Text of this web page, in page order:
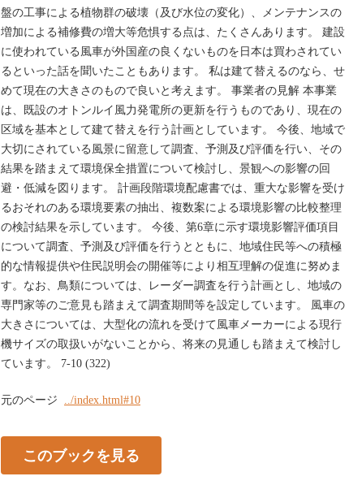
盤の工事による植物群の破壊（及び水位の変化）、メンテナンスの
増加による補修費の増大等危惧する点は、たくさんあります。 建設
に使われている風車が外国産の良くないものを日本は買わされてい
るといった話を聞いたこともあります。 私は建て替えるのなら、せ
めて現在の大きさのもので良いと考えます。 事業者の見解 本事業
は、既設のオトンルイ風力発電所の更新を行うものであり、現在の
区域を基本として建て替えを行う計画としています。 今後、地域で
大切にされている風景に留意して調査、予測及び評価を行い、その
結果を踏まえて環境保全措置について検討し、景観への影響の回
避・低減を図ります。 計画段階環境配慮書では、重大な影響を受け
るおそれのある環境要素の抽出、複数案による環境影響の比較整理
の検討結果を示しています。 今後、第6章に示す環境影響評価項目
について調査、予測及び評価を行うとともに、地域住民等への積極
的な情報提供や住民説明会の開催等により相互理解の促進に努めま
す。なお、鳥類については、レーダー調査を行う計画とし、地域の
専門家等のご意見も踏まえて調査期間等を設定しています。 風車の
大きさについては、大型化の流れを受けて風車メーカーによる現行
機サイズの取扱いがないことから、将来の見通しも踏まえて検討し
ています。 7-10 (322)
元のページ ../index.html#10
このブックを見る